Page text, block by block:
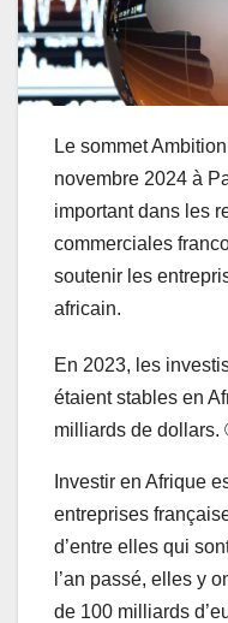
Le sommet
novembre 2024 à
important dans les
commerciales
soutenir les
africain.
En 2023, les
étaient stables en
milliards de dollars.
Investir en Afrique
entreprises
d’entre elles qui
l’an passé, elles y
de 100 milliards